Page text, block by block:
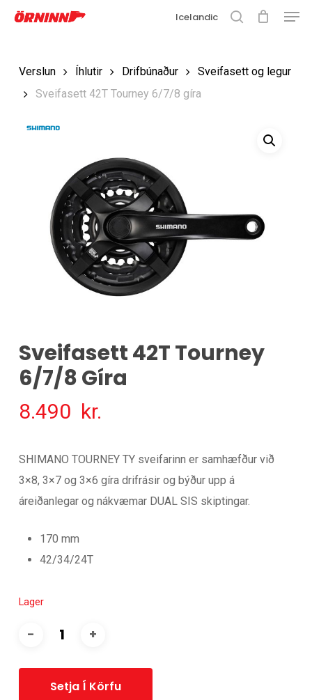
Fara
Loka
Icelandic
Verslun Íhlutir Drifbúnaður
Sveifasett og legur
Sveifasett 42T Tourney 6/7/8 gíra
Sveifasett 42T Tourney
6/7/8 Gíra
8.490 kr.
SHIMANO TOURNEY TY sveifarinn er samhæfður við
3×8, 3×7 og 3×6 gíra drifrásir og býður upp á
áreiðanlegar og nákvæmar DUAL SIS skiptingar.
170 mm
42/34/24T
Lager
Setja Í Körfu